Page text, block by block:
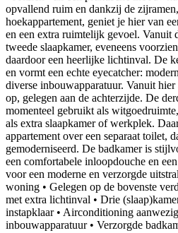
opvallend ruim en dankzij de
hoekappartement, geniet je hier van
en een extra ruimtelijk gevoel. Vanuit
tweede slaapkamer, eveneens
daardoor een heerlijke lichtinval. De
en vormt een echte eyecatcher:
diverse inbouwapparatuur. Vanuit
op, gelegen aan de achterzijde. De
momenteel gebruikt als
als extra slaapkamer of werkplek.
appartement over een separaat toilet,
gemoderniseerd. De badkamer is
een comfortabele inloopdouche en
voor een moderne en verzorgde
woning • Gelegen op de bovenste
met extra lichtinval • Drie
instapklaar • Airconditioning
inbouwapparatuur • Verzorgde